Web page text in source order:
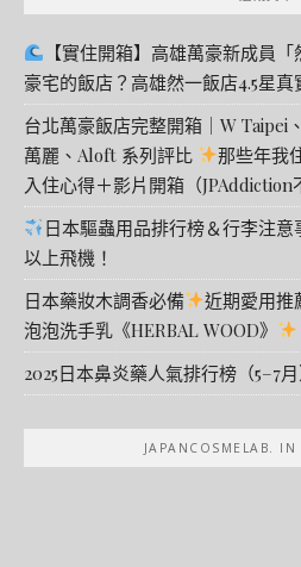
【實住開箱】高雄萬豪新成員
豪宅的飯店？高雄然一飯店4.5星真
台北萬豪飯店完整開箱｜W Taipei
萬麗、Aloft 系列評比
那些年我
入住心得＋影片開箱（JPAddiction
日本驅蟲用品排行榜＆行李注意
以上飛機！
日本藥妝木調香必備
近期愛用推
泡泡洗手乳《HERBAL WOOD》
2025日本鼻炎藥人氣排行榜（5–7月
JAPANCOSMELAB. IN